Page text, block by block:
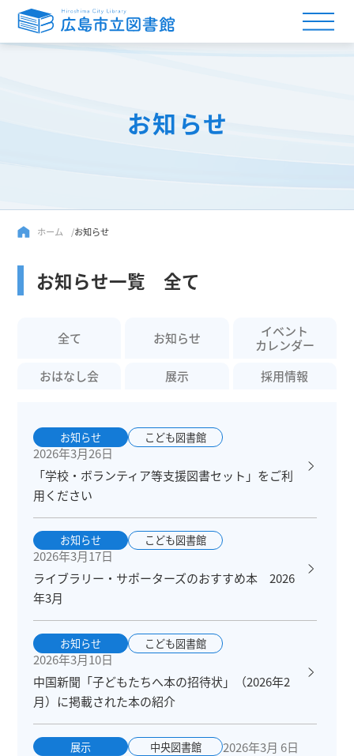
お知らせ
ホーム お知らせ
お知らせ一覧 全て
全て お知らせ
イベント
カレンダー
おはなし会
展示 採用情報
お知らせ こども図書館
2026年3月26日
「学校・ボランティア等支援図書セット」をご利
用ください
お知らせ こども図書館
2026年3月17日
ライブラリー・サポーターズのおすすめ本 2026
年3月
お知らせ こども図書館
2026年3月10日
中国新聞「子どもたちへ本の招待状」（2026年2
月）に掲載された本の紹介
展示 中央図書館
2026年3月 6日